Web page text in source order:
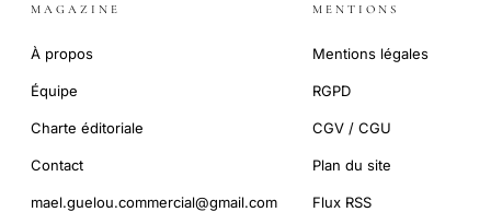
MAGAZINE
À propos
Équipe
Charte éditoriale
Contact
mael.guelou.commercial@gmail.com
MENTIONS
Mentions légales
RGPD
CGV / CGU
Plan du site
Flux RSS